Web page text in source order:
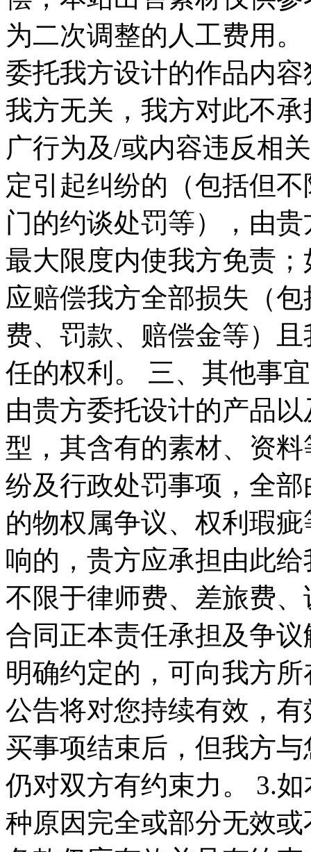
为二次调整的人工费用
委托我方设计的作品内
我方无关，我方对此不
广行为及/或内容违反相
定引起纠纷的（包括但
门的约谈处罚等），由
最大限度内使我方免责
应赔偿我方全部损失（
费、罚款、赔偿金等）
任的权利。 三、其他事
由贵方委托设计的产品
型，其含有的素材、资
纷及行政处罚事项，全
的物权属争议、权利瑕
响的，贵方应承担由此
不限于律师费、差旅费
合同正本责任承担及争
明确约定的，可向我方
公告将对您持续有效，
买事项结束后，但我方
仍对双方有约束力。 3.
种原因完全或部分无效